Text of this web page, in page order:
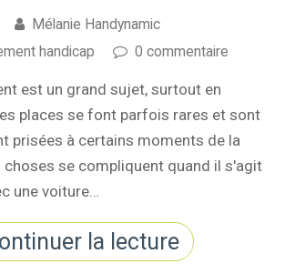
Mélanie Handynamic
handicap
0 commentaire
est un grand sujet, surtout en
places se font parfois rares et sont
prisées à certains moments de la
choses se compliquent quand il s'agit
une voiture…
la lecture